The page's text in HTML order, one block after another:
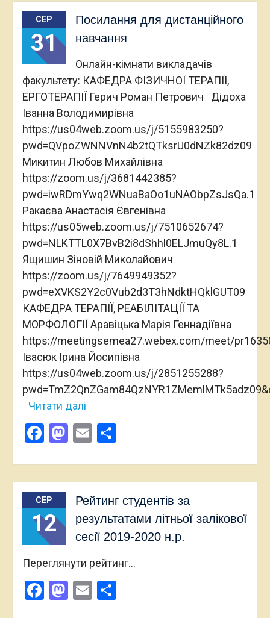
СЕР
31
Посилання для дистанційного
навчання
Онлайн-кімнати викладачів
факультету: КАФЕДРА ФІЗИЧНОЇ ТЕРАПІЇ,
ЕРГОТЕРАПІЇ Герич Роман Петрович Дідоха
Іванна Володимирівна
https://us04web.zoom.us/j/5155983250?
pwd=QVpoZWNNVnN4b2tQTksrU0dNZk82dz09
Микитин Любов Михайлівна
https://zoom.us/j/3681442385?
pwd=iwRDmYwq2WNuaBaOo1uNAObpZsJsQa.1
Ракаєва Анастасія Євгенівна
https://us05web.zoom.us/j/7510652674?
pwd=NLKTTL0X7BvB2i8dShhl0ELJmuQy8L.1
Ящишин Зіновій Миколайович
https://zoom.us/j/7649949352?
pwd=eXVKS2Y2c0Vub2d3T3hNdktHQklGUT09
КАФЕДРА ТЕРАПІЇ, РЕАБІЛІТАЦІЇ ТА
МОРФОЛОГІЇ Аравіцька Марія Геннадіївна
https://meetingsemea27.webex.com/meet/
Івасюк Ірина Йосипівна
https://us04web.zoom.us/j/2851255288?
Читати далі
Facebook
Mastodon
EmailПоділитися
СЕР
12
Рейтинг студентів за
результатами літньої залікової
сесії 2019-2020 н.р.
Переглянути рейтинг…
Facebook
Mastodon
EmailПоділитися